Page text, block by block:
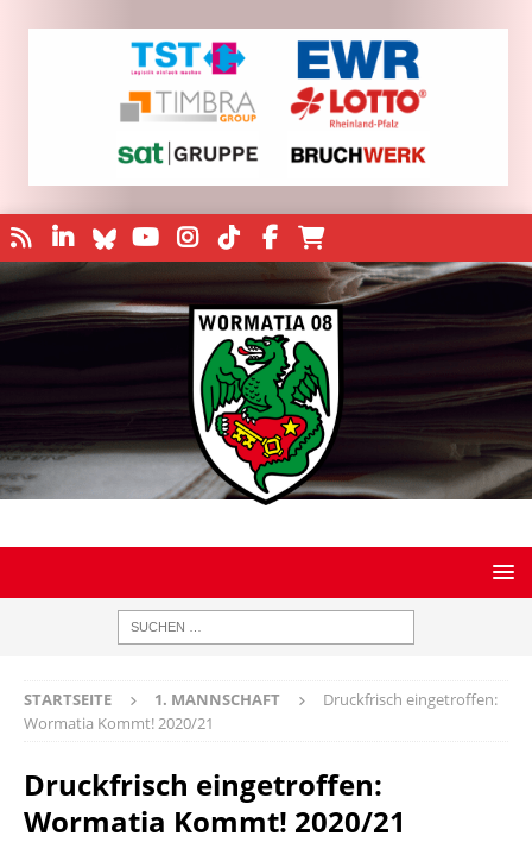
STARTSEITE 1. MANNSCHAFT
Druckfrisch eingetroffen:
Wormatia Kommt! 2020/21
Druckfrisch eingetroffen:
Wormatia Kommt! 2020/21